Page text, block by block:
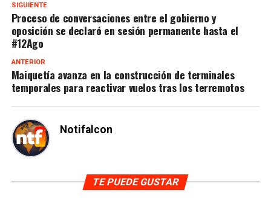
SIGUIENTE
Proceso de conversaciones entre el gobierno y
oposición se declaró en sesión permanente hasta el
#12Ago
ANTERIOR
Maiquetía avanza en la construcción de terminales
temporales para reactivar vuelos tras los terremotos
Notifalcon
TE PUEDE GUSTAR